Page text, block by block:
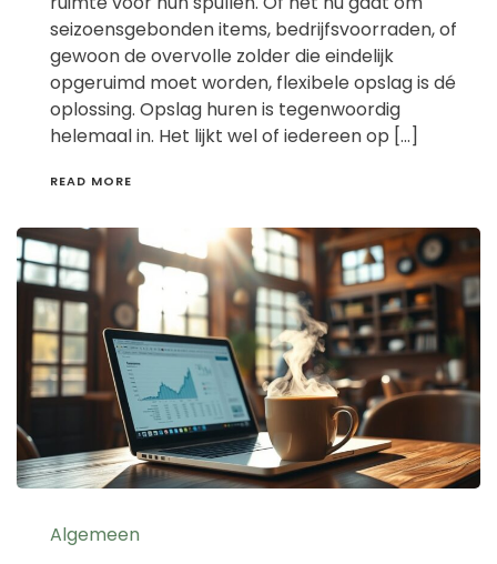
seizoensgebonden items, bedrijfsvoorraden, of
gewoon de overvolle zolder die eindelijk
opgeruimd moet worden, flexibele opslag is dé
oplossing. Opslag huren is tegenwoordig
helemaal in. Het lijkt wel of iedereen op […]
READ MORE
Algemeen